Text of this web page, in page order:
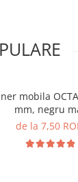
mobila
mm, negru
de la 7,50